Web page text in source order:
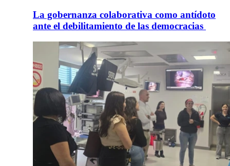
La gobernanza colaborativa como antídoto
ante el debilitamiento de las democracias